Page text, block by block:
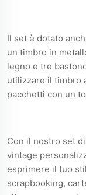
Il set è dotato
un timbro in
legno e tre
utilizzare il timbro
pacchetti con un
Con il nostro set
vintage
esprimere il tuo
scrapbooking,